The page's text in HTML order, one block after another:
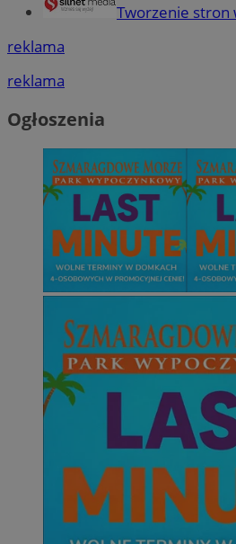
Tworzenie stron
reklama
reklama
Ogłoszenia